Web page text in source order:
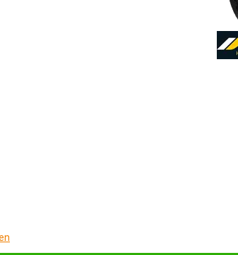
zum EU-Reifenlabel anzeigen